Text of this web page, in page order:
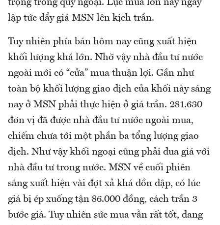
trọng trong quỹ ngoại. Lực mua lớn này ngay
lập tức đẩy giá MSN lên kịch trần.
Tuy nhiên phía bán hôm nay cũng xuất hiện
khối lượng khá lớn. Nhờ vậy nhà đầu tư nước
ngoài mới có “cửa” mua thuận lợi. Gần như
toàn bộ khối lượng giao dịch của khối này sáng
nay ở MSN phải thực hiện ở giá trần. 281.630
đơn vị đã được nhà đầu tư nước ngoài mua,
chiếm chưa tới một phần ba tổng lượng giao
dịch. Như vậy khối ngoại cũng phải đua giá với
nhà đầu tư trong nước. MSN về cuối phiên
sáng xuất hiện vài đợt xả khá dồn dập, có lúc
giá bị ép xuống tận 86.000 đồng, cách trần 3
bước giá. Tuy nhiên sức mua vẫn rất tốt, đang